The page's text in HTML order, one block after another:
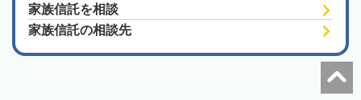
家族信託を相談
家族信託の相談先